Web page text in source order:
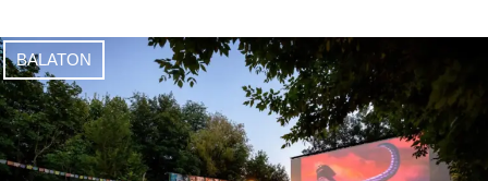
BALATON